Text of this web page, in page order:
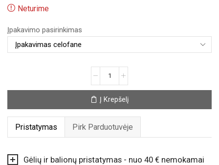
Neturime
Įpakavimo pasirinkimas
Spalvingų
rožiųĮ Krepšelį
Pristatymas Pirk Parduotuvėje
Gėlių ir balionų pristatymas - nuo 40 € nemokamai